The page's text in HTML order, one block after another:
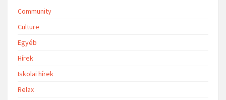
Community
Culture
Egyéb
Hírek
Iskolai hírek
Relax